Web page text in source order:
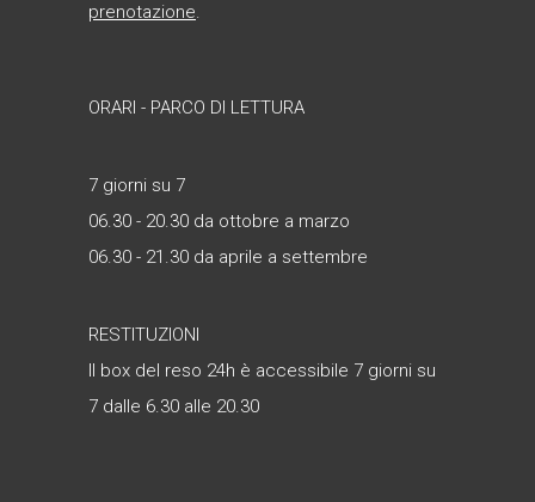
prenotazione.
ORARI - PARCO DI LETTURA
7 giorni su 7
06.30 - 20.30 da ottobre a marzo
06.30 - 21.30 da aprile a settembre
RESTITUZIONI
Il box del reso 24h è accessibile 7 giorni su
7 dalle 6.30 alle 20.30